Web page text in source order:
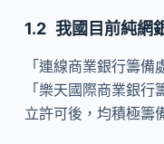
我國目前純網
「連線商業銀行籌
「樂天國際商業銀
立許可後，均積極籌